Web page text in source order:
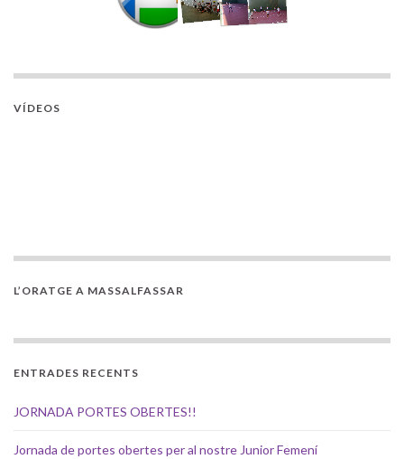
VÍDEOS
L’ORATGE A MASSALFASSAR
ENTRADES RECENTS
JORNADA PORTES OBERTES!!
Jornada de portes obertes per al nostre Junior Femení